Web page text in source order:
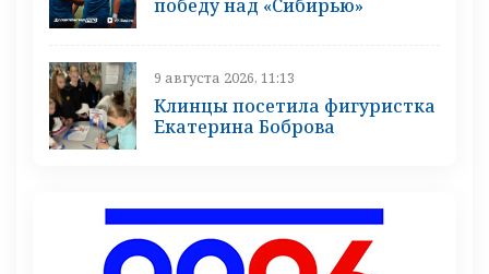
победу над «Сибирью»
9 августа 2026, 11:13
Клинцы посетила фигуристка
Екатерина Боброва